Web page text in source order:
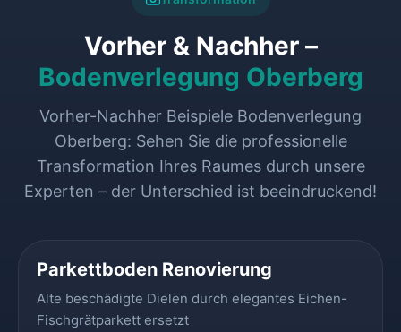
Vorher & Nachher –
Bodenverlegung Oberberg
Vorher-Nachher Beispiele Bodenverlegung
Oberberg: Sehen Sie die professionelle
Transformation Ihres Raumes durch unsere
Experten – der Unterschied ist beeindruckend!
Parkettboden Renovierung
Alte beschädigte Dielen durch elegantes Eichen-
Fischgrätparkett ersetzt